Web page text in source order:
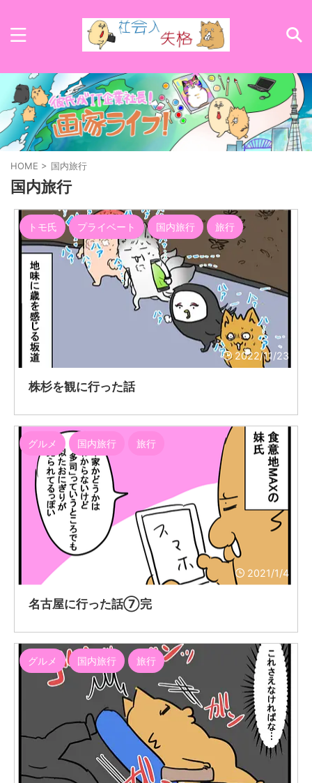
HOME > 国内旅行
国内旅行
2022/11/23
トモ氏 プライベート 国内旅行 旅行
株杉を観に行った話
2021/1/4
グルメ 国内旅行 旅行
名古屋に行った話⑦完
グルメ 国内旅行 旅行